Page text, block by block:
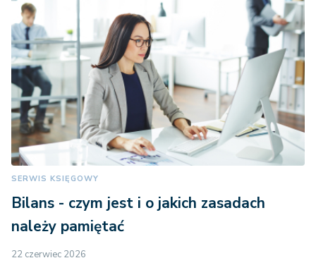
SERWIS KSIĘGOWY
Bilans - czym jest i o jakich zasadach
należy pamiętać
22 czerwiec 2026